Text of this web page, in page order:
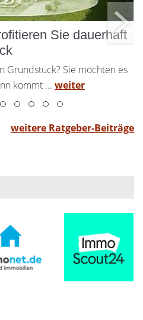
Sie dauerhaft
Grundstück? Sie möchten es
kommt ... weiter
weitere Ratgeber-Beiträge